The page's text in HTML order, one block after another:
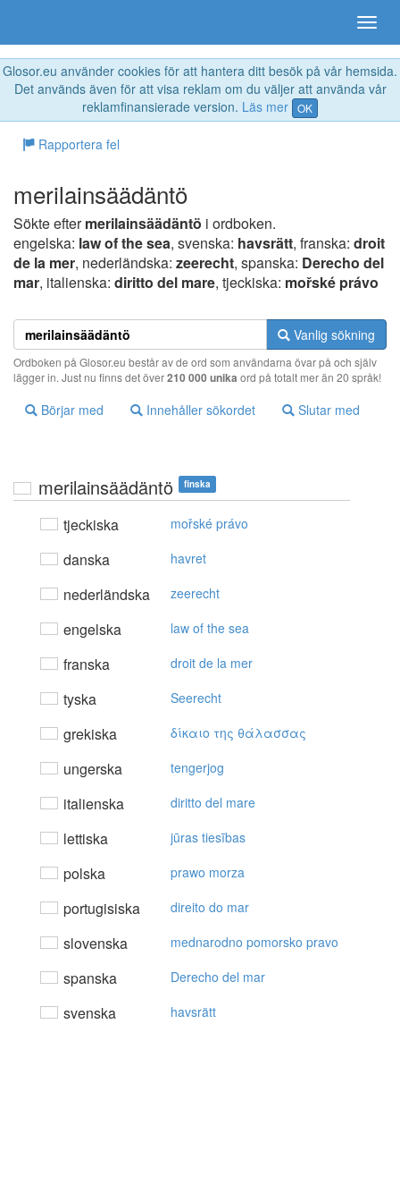
Glosor.eu använder cookies för att hantera ditt besök på vår hemsida.
Det används även för att visa reklam om du väljer att använda vår
reklamfinansierade version. Läs mer OK
Rapportera fel
merilainsäädäntö
Sökte eftermerilainsäädäntö i ordboken.
engelska: law of the sea, svenska: havsrätt, franska: droit
de la mer, nederländska: zeerecht, spanska: Derecho del
mar, italienska: diritto del mare, tjeckiska: mořské právo
Vanlig sökning
Ordboken på Glosor.eu består av de ord som användarna övar på och själv
lägger in. Just nu finns det över210 000 unika ord på totalt mer än 20 språk!
Börjar med Innehåller sökordet Slutar med
merilainsäädäntö finska
tjeckiska mořské právo
danska havret
nederländska zeerecht
engelska law of the sea
franska droit de la mer
tyska Seerecht
grekiska δίκαιo της θάλασσας
ungerska tengerjog
italienska diritto del mare
lettiska jūras tiesības
polska prawo morza
portugisiska direito do mar
slovenska mednarodno pomorsko pravo
spanska Derecho del mar
svenska havsrätt